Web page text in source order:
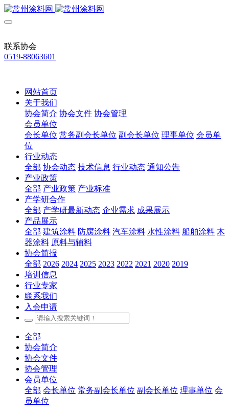
联系协会
0519-88063601
网站首页
关于我们
协会简介 协会文件 协会管理
会员单位
会长单位 常务副会长单位 副会长单位 理事单位 会员单
位
行业动态
全部 协会动态 技术信息 行业动态 通知公告
产业政策
全部 产业政策 产业标准
产学研合作
全部 产学研最新动态 企业需求 成果展示
产品展示
全部 建筑涂料 防腐涂料 汽车涂料 水性涂料 船舶涂料 木
器涂料 原料与辅料
协会简报
全部 2026 2024 2025 2023 2022 2021 2020 2019
培训信息
行业专家
联系我们
入会申请
全部
协会简介
协会文件
协会管理
会员单位
全部 会长单位 常务副会长单位 副会长单位 理事单位 会
员单位